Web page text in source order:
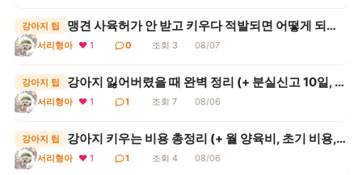
강아지 팁 맹견 사육허가 안 받고 키우다 적발되면 어떻게 되는지 (기질평가 비용, 신청 요건, 벌금 기준)
서리형아 ❤ 1 0 조회 3 08/07
강아지 팁 강아지 잃어버렸을 때 완벽 정리 (+ 분실신고 10일, 보호소 공고, 인식표, 반환 절차)
서리형아 ❤ 1 1 조회 7 08/06
강아지 팁 강아지 키우는 비용 총정리 (+ 월 양육비, 초기 비용, 병원비, 1년 총액 계산)
서리형아 ❤ 1 1 조회 4 08/06